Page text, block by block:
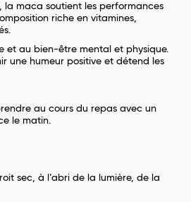
la maca soutient les performances
riche en vitamines,
et au bien-être mental et physique.
une humeur positive et détend les
au cours du repas avec un
le matin.
sec, à l’abri de la lumière, de la